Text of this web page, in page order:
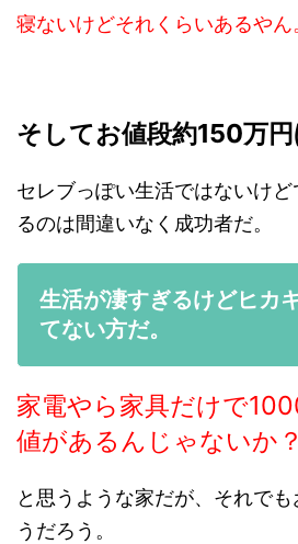
寝ないけどそれくらいあるやん
そしてお値段約150万円
セレブっぽい生活ではないけど
るのは間違いなく成功者だ。
生活が凄すぎるけどヒカ
てない方だ。
家電やら家具だけで
値があるんじゃないか？
と思うような家だが、それで
うだろう。